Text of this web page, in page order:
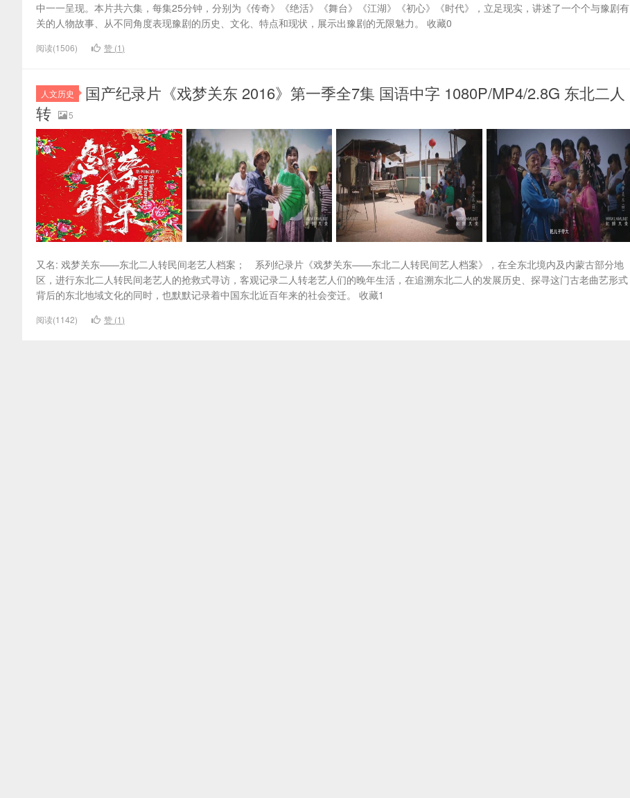
中一一呈现。本片共六集，每集25分钟，分别为《传奇》《绝活》《舞台》《江湖》《初心》《时代》，立足现实，讲述了一个个与豫剧有
关的人物故事、从不同角度表现豫剧的历史、文化、特点和现状，展示出豫剧的无限魅力。 收藏0
阅读(1506) 赞 (1)
人文历史
国产纪录片《戏梦关东 2016》第一季全7集 国语中字 1080P/MP4/2.8G 东北二人
转
5
又名: 戏梦关东——东北二人转民间老艺人档案； 系列纪录片《戏梦关东——东北二人转民间艺人档案》，在全东北境内及内蒙古部分地
区，进行东北二人转民间老艺人的抢救式寻访，客观记录二人转老艺人们的晚年生活，在追溯东北二人的发展历史、探寻这门古老曲艺形式
背后的东北地域文化的同时，也默默记录着中国东北近百年来的社会变迁。 收藏1
阅读(1142) 赞 (1)